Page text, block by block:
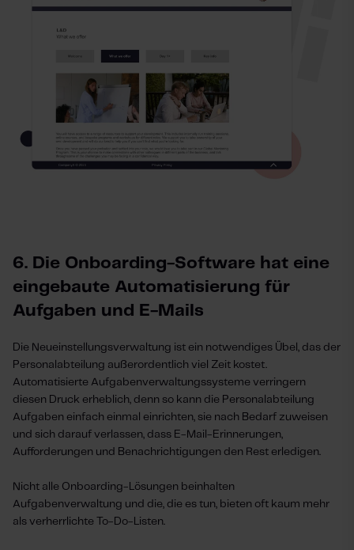
6. Die Onboarding-Software hat eine
eingebaute Automatisierung für
Aufgaben und E-Mails
Die Neueinstellungsverwaltung ist ein notwendiges Übel, das der
Personalabteilung außerordentlich viel Zeit kostet.
Automatisierte Aufgabenverwaltungssysteme verringern
diesen Druck erheblich, denn so kann die Personalabteilung
Aufgaben einfach einmal einrichten, sie nach Bedarf zuweisen
und sich darauf verlassen, dass E-Mail-Erinnerungen,
Aufforderungen und Benachrichtigungen den Rest erledigen.
Nicht alle Onboarding-Lösungen beinhalten
Aufgabenverwaltung und die, die es tun, bieten oft kaum mehr
als verherrlichte To-Do-Listen.